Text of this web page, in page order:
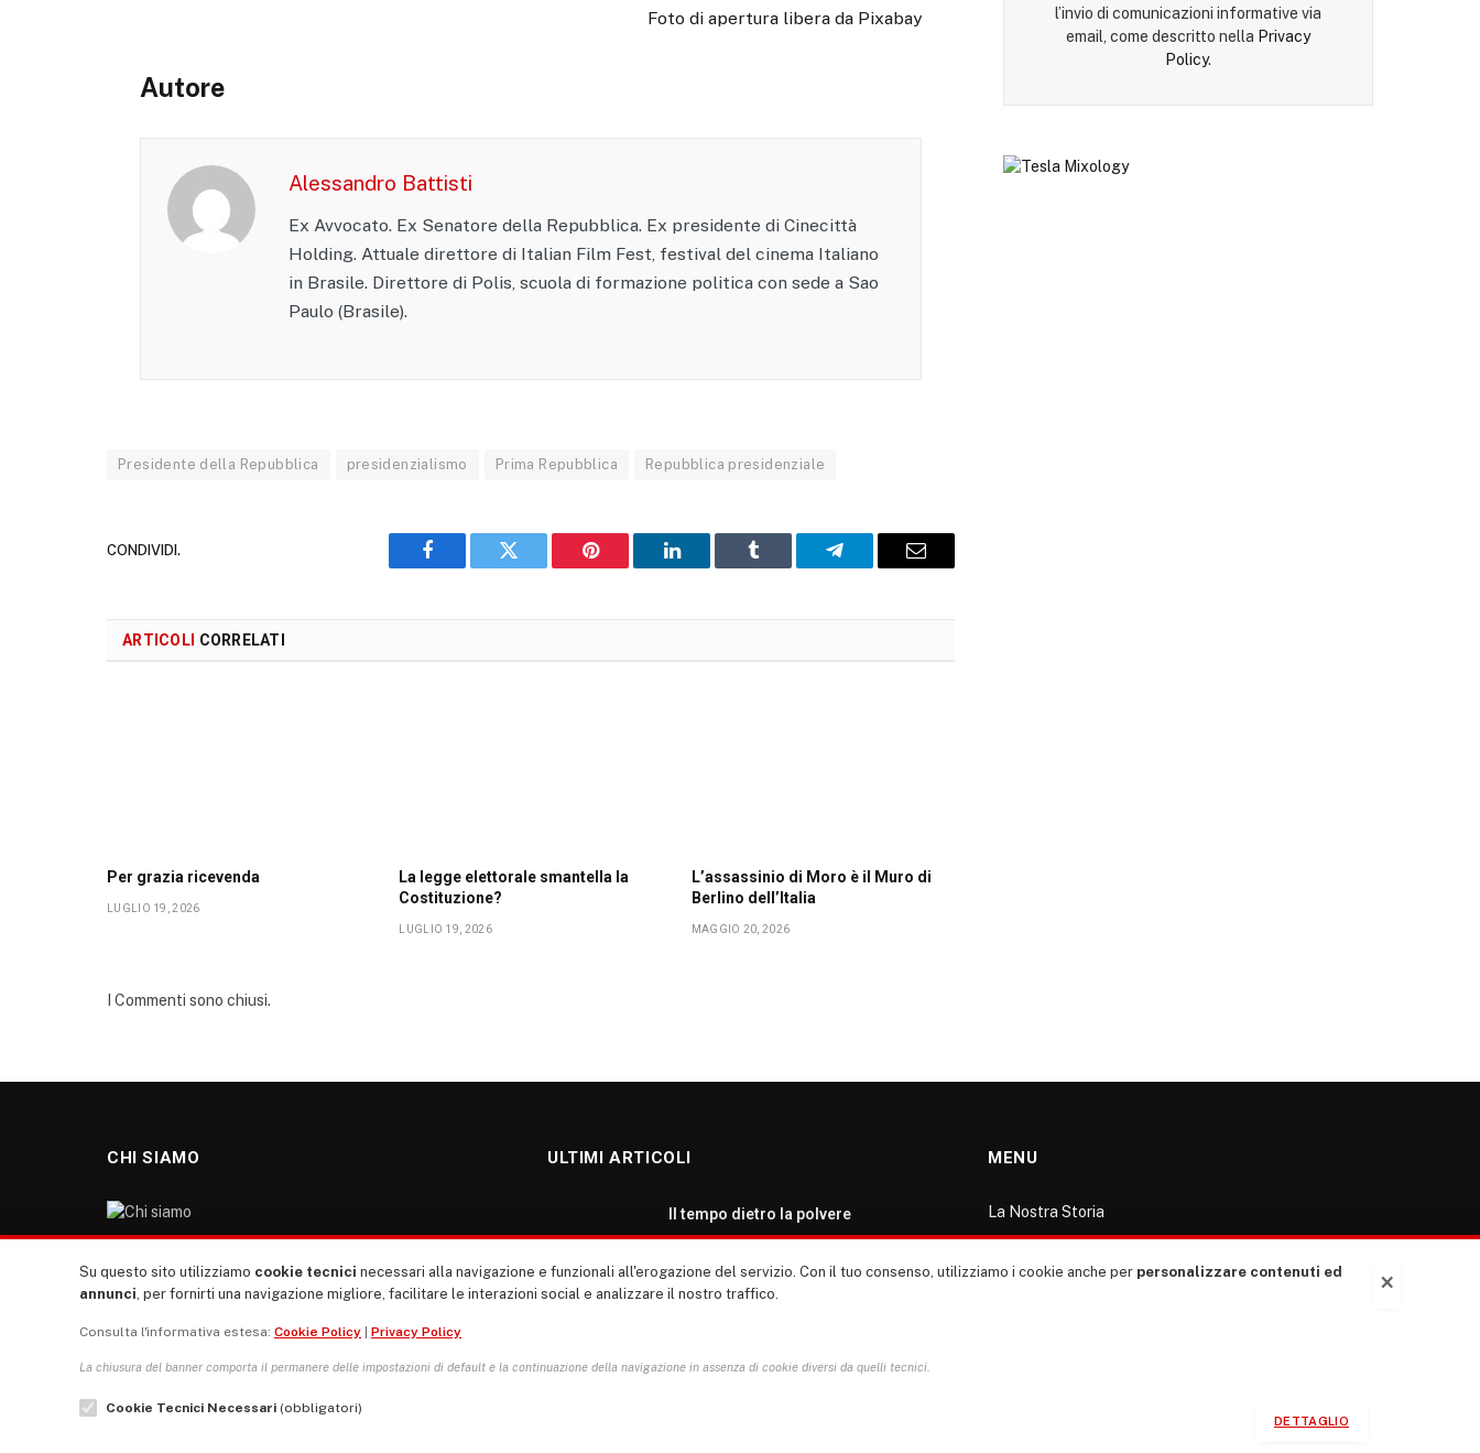
Foto di apertura libera da Pixabay
Autore
Alessandro Battisti
Ex Avvocato. Ex Senatore della Repubblica. Ex presidente di Cinecittà
Holding. Attuale direttore di Italian Film Fest, festival del cinema Italiano
in Brasile. Direttore di Polis, scuola di formazione politica con sede a Sao
Paulo (Brasile).
Presidente della Repubblica presidenzialismo Prima Repubblica Repubblica presidenziale
CONDIVIDI.
Facebook X Pinterest LinkedIn Tumblr Telegram Email
ARTICOLI CORRELATI
Per grazia ricevenda
LUGLIO 19, 2026
La legge elettorale smantella la
Costituzione?
LUGLIO 19, 2026
L’assassinio di Moro è il Muro di
Berlino dell’Italia
MAGGIO 20, 2026
I Commenti sono chiusi.
l’invio di comunicazioni informative via
email, come descritto nella Privacy
Policy.
CHI SIAMO
nostro sito giornale è l’erede di “TUTTI”: giornale
anni ‘70, “rete”, diremmo oggi, dei direttori dei giornali
studenteschi di tutta Italia di allora.
ULTIMI ARTICOLI
Il tempo dietro la polvere
MENU
La Nostra Storia
ventitrenta
×
Su questo sito utilizziamo cookie tecnici necessari alla navigazione e funzionali all'erogazione del servizio. Con il tuo consenso, utilizziamo i cookie anche per personalizzare contenuti ed
annunci, per fornirti una navigazione migliore, facilitare le interazioni social e analizzare il nostro traffico.
Consulta l'informativa estesa: Cookie Policy Privacy Policy
La chiusura del banner comporta il permanere delle impostazioni di default e la continuazione della navigazione in assenza di cookie diversi da quelli tecnici.
Cookie Tecnici Necessari (obbligatori)
DETTAGLIO